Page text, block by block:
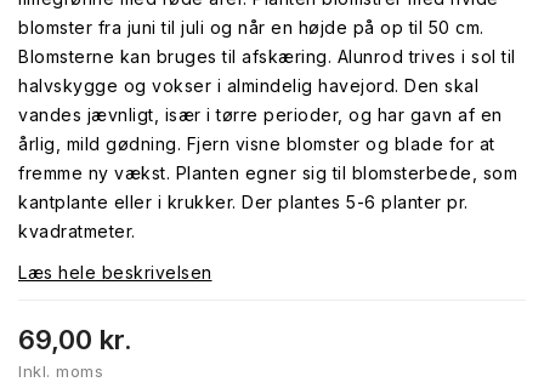
blomster fra juni til juli og når en højde på op til 50 cm.
Blomsterne kan bruges til afskæring. Alunrod trives i sol til
halvskygge og vokser i almindelig havejord. Den skal
vandes jævnligt, især i tørre perioder, og har gavn af en
årlig, mild gødning. Fjern visne blomster og blade for at
fremme ny vækst. Planten egner sig til blomsterbede, som
kantplante eller i krukker. Der plantes 5-6 planter pr.
kvadratmeter.
Læs hele beskrivelsen
69,00 kr.
Inkl. moms